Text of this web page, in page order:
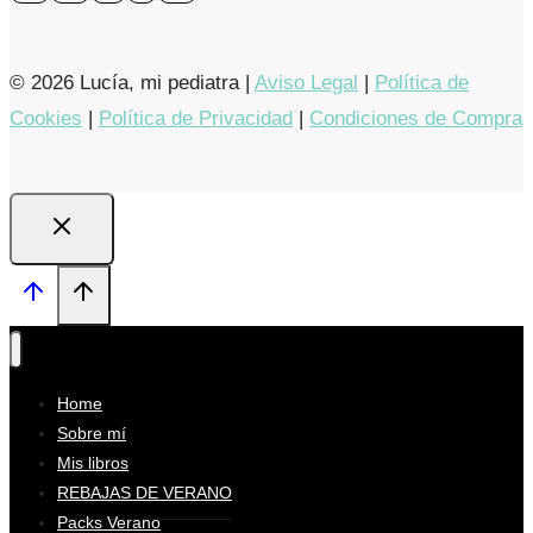
© 2026 Lucía, mi pediatra | Aviso Legal | Política de
Cookies | Política de Privacidad | Condiciones de Compra
Home
Sobre mí
Mis libros
REBAJAS DE VERANO
Packs Verano